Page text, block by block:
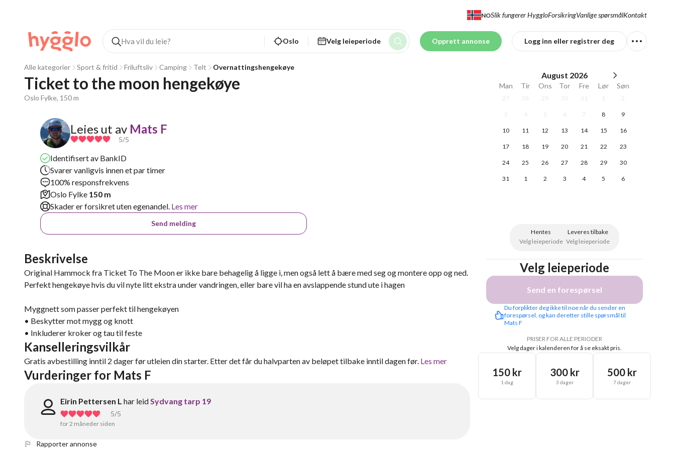
NOSlik fungerer HyggloForsikringVanlige spørsmålKontakt
Oslo Velg leieperiode Opprett annonse Logg inn eller registrer deg
Alle kategorier Sport & fritid Friluftsliv Camping Telt Overnattingshengekøye
Ticket to the moon hengekøye
Oslo Fylke, 150 m
Leies ut av Mats F
5/5
Identifisert av BankID
Svarer vanligvis innen et par timer
100% responsfrekvens
Oslo Fylke 150 m
Skader er forsikret uten egenandel. Les mer
Send melding
Beskrivelse
Original Hammock fra Ticket To The Moon er ikke bare behagelig å ligge i, men også lett å bære med seg og montere opp og ned.
Perfekt hengekøye hvis du vil nyte litt ekstra under vandringen, eller bare vil ha en avslappende stund ute i hagen
Myggnett som passer perfekt til hengekøyen
• Beskytter mot mygg og knott
• Inkluderer kroker og tau til feste
Kanselleringsvilkår
Gratis avbestilling inntil 2 dager før utleien din starter. Etter det får du halvparten av beløpet tilbake inntil dagen før. Les mer
Vurderinger for Mats F
Eirin Pettersen L har leidSydvang tarp 19
5/5
for 2 måneder siden
August 2026
Man Tir Ons Tor Fre Lør Søn
27 28 29 30 31 1 2
3 4 5 6 7 8 9
10 11 12 13 14 15 16
17 18 19 20 21 22 23
24 25 26 27 28 29 30
31 1 2 3 4 5 6
Hentes
Velg leieperiode
Leveres tilbake
Velg leieperiode
Velg leieperiode
Send en forespørsel
Du forplikter deg ikke til noe når du sender en
forespørsel, og kan deretter stille spørsmål til
Mats F
PRISER FOR ALLE PERIODER
Velg dager i kalenderen for å se eksakt pris.
150 kr
1 dag
300 kr
3 dager
500 kr
7 dager
Rapporter annonse